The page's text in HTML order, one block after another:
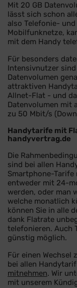
Mit 20 GB
lässt sich schon
also Telefonie-
Mobilfunknetze,
mit dem Handy
Für besonders
Intensivnutzer
Datenvolumen
attraktiven
Allnet-Flat - und
Datenvolumen mit
zu 50 Mbit/s
Handytarife mit
handyvertrag.de
Die
sind bei allen
Smartphone-
entweder mit 24-
werden, oder man
welche monatlich
können Sie in alle
dank Flatrate
telefonieren. Auch
günstig möglich.
Für einen Wechsel
bei allen
mitnehmen. Wir
mit unserem